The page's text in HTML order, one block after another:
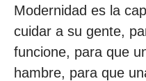
Modernidad es la
cuidar a su gente,
funcione, para que
hambre, para que